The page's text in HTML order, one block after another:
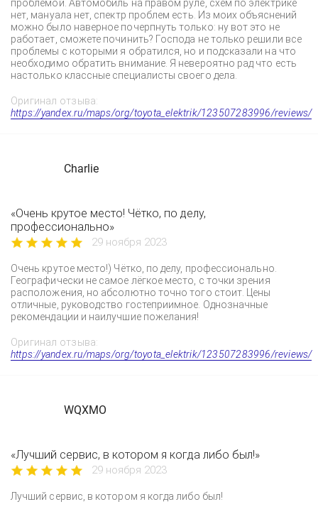
проблемой. Автомобиль на правом руле, схем по электрике
нет, мануала нет, спектр проблем есть. Из моих объяснений
можно было наверное почерпнуть только: ну вот это не
работает, сможете починить? Господа не только решили все
проблемы с которыми я обратился, но и подсказали на что
необходимо обратить внимание. Я невероятно рад что есть
настолько классные специалисты своего дела.
Оригинал отзыва:
https://yandex.ru/maps/org/toyota_elektrik/123507283996/reviews/
Charlie
«Очень крутое место! Чётко, по делу,
профессионально»
29 ноября 2023
Очень крутое место!) Чётко, по делу, профессионально.
Географически не самое лёгкое место, с точки зрения
расположения, но абсолютно точно того стоит. Цены
отличные, руководство гостеприимное. Однозначные
рекомендации и наилучшие пожелания!
Оригинал отзыва:
https://yandex.ru/maps/org/toyota_elektrik/123507283996/reviews/
WQXMO
«Лучший сервис, в котором я когда либо был!»
29 ноября 2023
Лучший сервис, в котором я когда либо был!